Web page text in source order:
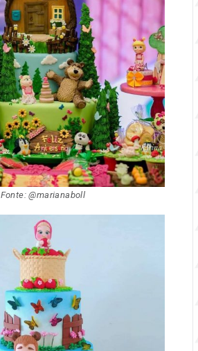
Fonte: @marianaboll